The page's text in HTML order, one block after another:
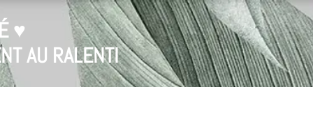
♥
AU RALENTI